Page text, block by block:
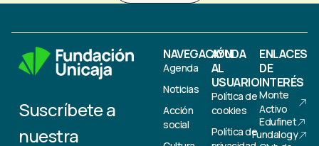
Suscríbete a
nuestra
NAVEGACIÓN
Agenda
Noticias
Acción
social
AYUDA
AL
USUARIO
Política de
cookies
Política de
ENLACES
DE
INTERÉS
Monte
Activo
Edufinet
Fundalogy